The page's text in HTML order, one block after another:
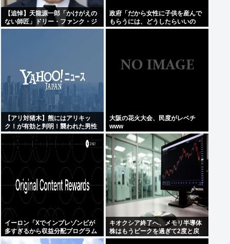
【追悼】天龍源一郎「かけがえの
ない師匠」ドリー・ファンク・ジ
ュニアさん追悼
政府「だから女性に子供を産んで
もらうには、どうしたらいいの
よ;;」
【アリ対猪木】熊にはアリキッ
ク！が有効と判明！襲われた男性
「アリキックで追っ払った」
大阪の花火大会、民度がレベチ
www
イーロン「Xでインプレゾンビが
多すぎるから収益分配プログラム
やめるわ」
キオクシア終了へ、メモリ半導体
株はもうピークを過ぎて2度と戻
らない。中国の時代になると警告